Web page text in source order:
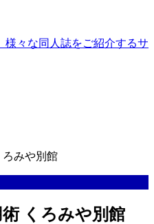
様々な同人誌をご紹介するサ
ろみや別館
くろみや別館